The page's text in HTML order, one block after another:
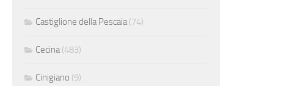
Castiglione della Pescaia(74)
Cecina(483)
Cinigiano (9)